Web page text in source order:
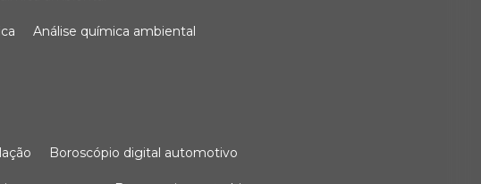
análise química ambiental
boroscópio digital automotivo